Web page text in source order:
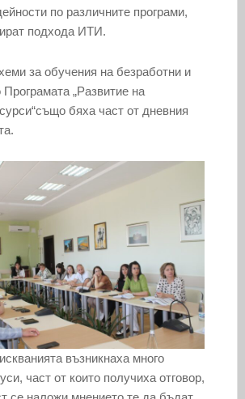
по различните програми,
подхода ИТИ.
за обучения на безработни и
„Развитие на
бяха част от дневния
възникнаха много
част от които получиха отговор,